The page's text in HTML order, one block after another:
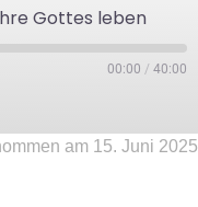
Gottes leben
00:00 / 40:00
am 15. Juni 2025